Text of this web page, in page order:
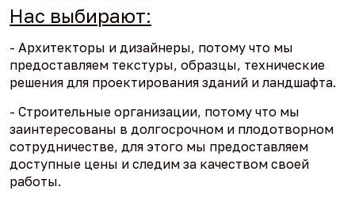
Нас выбирают:
- Архитекторы и дизайнеры, потому что мы
предоставляем текстуры, образцы, технические
решения для проектирования зданий и ландшафта.
- Строительные организации, потому что мы
заинтересованы в долгосрочном и плодотворном
сотрудничестве, для этого мы предоставляем
доступные цены и следим за качеством своей
работы.